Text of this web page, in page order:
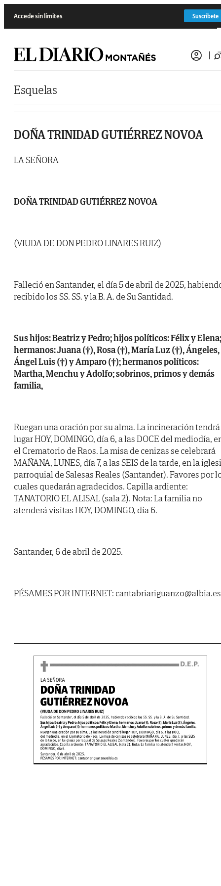
Accede sin límites Suscríbete
Esquelas
DOÑA TRINIDAD GUTIÉRREZ NOVOA
LA SEÑORA
DOÑA TRINIDAD GUTIÉRREZ NOVOA
(VIUDA DE DON PEDRO LINARES RUIZ)
Falleció en Santander, el día 5 de abril de 2025,
recibido los SS. SS. y la B. A. de Su Santidad.
Sus hijos: Beatriz y Pedro; hijos políticos: Félix y Elena;
hermanos: Juana (†), Rosa (†), María Luz (†), Ángeles,
Ángel Luis (†) y Amparo (†); hermanos políticos:
Martha, Menchu y Adolfo; sobrinos, primos y demás
familia,
Ruegan una oración por su alma. La incineración tendrá
lugar HOY, DOMINGO, día 6, a las DOCE del mediodía,
el Crematorio de Raos. La misa de cenizas se celebrará
MAÑANA, LUNES, día 7, a las SEIS de la tarde, en la
parroquial de Salesas Reales (Santander). Favores por
cuales quedarán agradecidos. Capilla ardiente:
TANATORIO EL ALISAL (sala 2). Nota: La familia no
atenderá visitas HOY, DOMINGO, día 6.
Santander, 6 de abril de 2025.
PÉSAMES POR INTERNET: cantabriariguanzo@albia.es